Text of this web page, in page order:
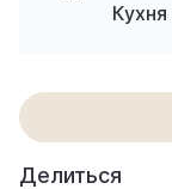
Кухня
Делиться